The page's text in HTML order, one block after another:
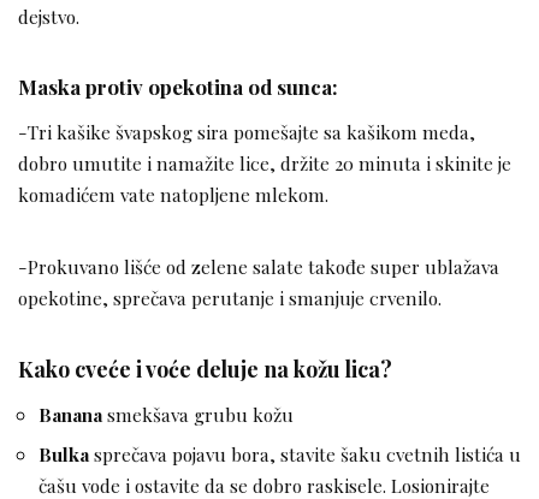
dejstvo.
Maska protiv opekotina od sunca:
-Tri kašike švapskog sira pomešajte sa kašikom meda,
dobro umutite i namažite lice, držite 20 minuta i skinite je
komadićem vate natopljene mlekom.
-Prokuvano lišće od zelene salate takođe super ublažava
opekotine, sprečava perutanje i smanjuje crvenilo.
Kako cveće i voće deluje na kožu lica?
Bananasmekšava grubu kožu
Bulkasprečava pojavu bora, stavite šaku cvetnih listića u
čašu vode i ostavite da se dobro raskisele. Losionirajte